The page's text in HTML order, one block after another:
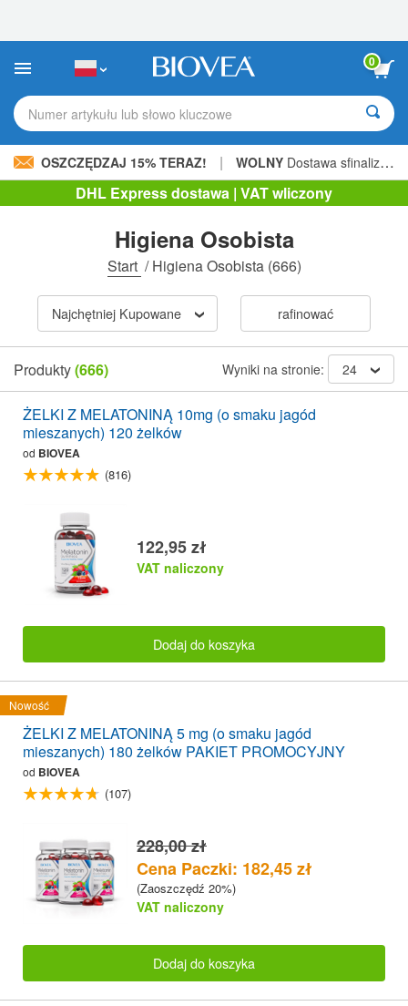
strona
internetowa
zawiera
ułatwień
dostępu.
0
Numer artykułu lub słowo kluczowe
OSZCZĘDZAJ 15% TERAZ! | WOLNY Dostawa sfinalizowana 205,00 zł »
DHL Express dostawa | VAT wliczony
Higiena Osobista
Start /Higiena Osobista(666)
Najchętniej Kupowane rafinować
Produkty(666) Wyniki na stronie: 24
ŻELKI Z MELATONINĄ 10mg (o smaku jagód
mieszanych) 120 żelków
od BIOVEA
(816)
122,95 zł
VAT naliczony
Dodaj do koszyka
Nowość
ŻELKI Z MELATONINĄ 5 mg (o smaku jagód
mieszanych) 180 żelków PAKIET PROMOCYJNY
od BIOVEA
(107)
228,00 zł
Cena Paczki: 182,45 zł
(Zaoszczędź 20%)
VAT naliczony
Dodaj do koszyka